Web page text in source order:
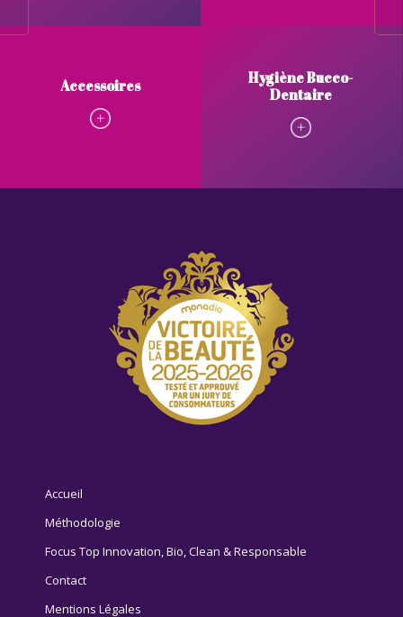
Accessoires
Hygiène Bucco-
Dentaire
Accueil
Méthodologie
Focus Top Innovation, Bio, Clean & Responsable
Contact
Mentions Légales